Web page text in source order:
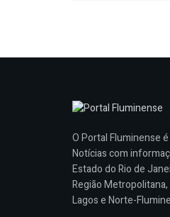
O Portal Fluminense
Notícias com
Estado do Rio de
Região Metropolitana,
Lagos e Norte-